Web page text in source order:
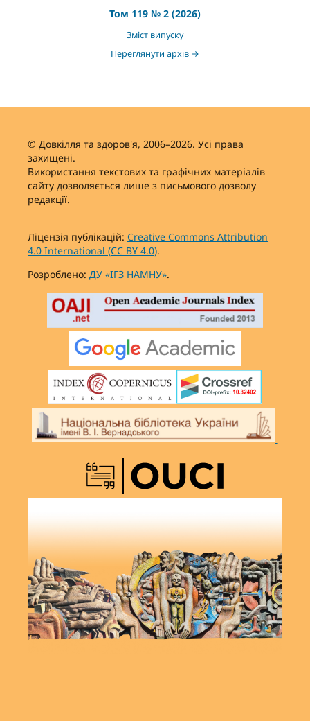
Том 119 № 2 (2026)
Зміст випуску
Переглянути архів →
© Довкілля та здоров'я, 2006–2026. Усі права
захищені.
Використання текстових та графічних матеріалів
сайту дозволяється лише з письмового дозволу
редакції.
Ліцензія публікацій: Creative Commons Attribution
4.0 International (CC BY 4.0).
Розроблено: ДУ «ІГЗ НАМНУ».